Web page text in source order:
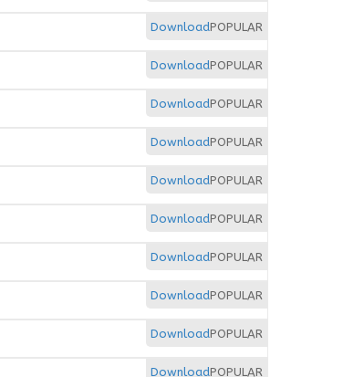
POPULAR
Download
POPULAR
Download
POPULAR
Download
POPULAR
Download
POPULAR
Download
POPULAR
Download
POPULAR
Download
POPULAR
Download
POPULAR
Download
POPULAR
Download